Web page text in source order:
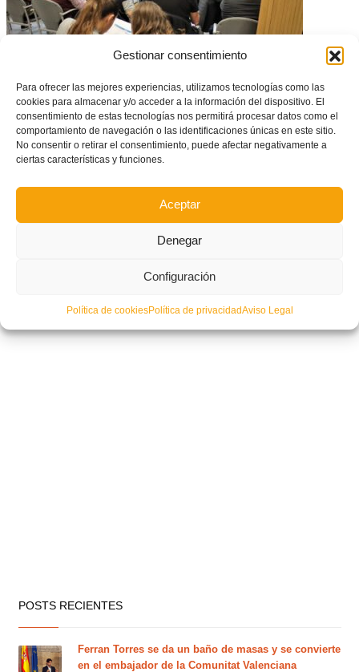
Gestionar consentimiento
Para ofrecer las mejores experiencias, utilizamos tecnologías como las
cookies para almacenar y/o acceder a la información del dispositivo. El
consentimiento de estas tecnologías nos permitirá procesar datos como el
comportamiento de navegación o las identificaciones únicas en este sitio.
No consentir o retirar el consentimiento, puede afectar negativamente a
ciertas características y funciones.
Aceptar
Denegar
Configuración
Política de cookiesPolítica de privacidadAviso Legal
Guía de uso de Novanet, la nueva plataforma de gestión de la FFCV
POSTS RECIENTES
Ferran Torres se da un baño de masas y se convierte
en el embajador de la Comunitat Valenciana